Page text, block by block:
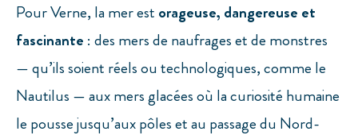
Pour Verne, la mer est orageuse, dangereuse et
fascinante : des mers de naufrages et de monstres
— qu’ils soient réels ou technologiques, comme le
Nautilus — aux mers glacées où la curiosité humaine
le pousse jusqu’aux pôles et au passage du Nord-